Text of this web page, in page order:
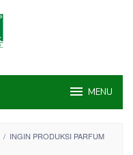
MENU
/ INGIN PRODUKSI PARFUM